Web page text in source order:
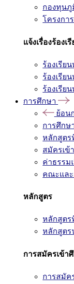
กองทุนภู
โครงกา
แจ้งเรื่องร้องเ
ร้องเรีย
ร้องเรีย
ร้องเรีย
การศึกษา
ย้อน
การศึกษ
หลักสูตร
สมัครเข้
ค่าธรรม
คณะแล
หลักสูตร
หลักสูตร
หลักสูตร
การสมัครเข้า
การสมั